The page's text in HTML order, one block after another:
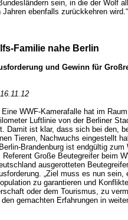
sein, in die der Wolf
ebenfalls zurückkehren wird.“
Familie nahe Berlin
und Gewinn für
WWF-Kamerafalle hat im
Luftlinie von der Berliner
Damit ist klar, dass sich bei den,
Tieren, Nachwuchs eingestellt
Brandenburg ist endgültig zum
Große Beutegreifer beim
ausgerotteten
„Ziel muss es nun sein,
zu garantieren und
oder dem Tourismus, zu
gemachten Erfahrungen in